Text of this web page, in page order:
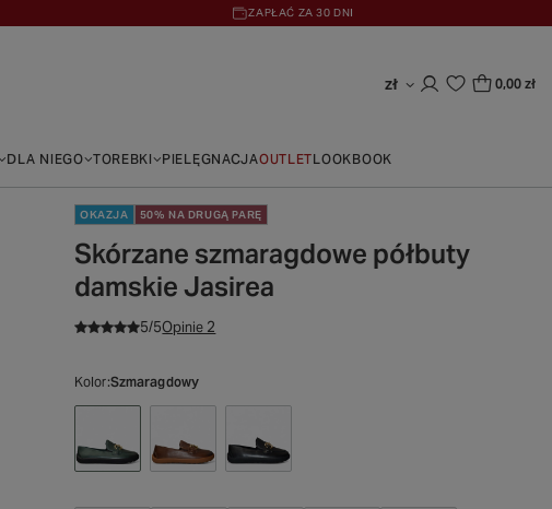
ZAPŁAĆ ZA 30 DNI
zł 0,00 zł
DLA NIEGO TOREBKI PIELĘGNACJAOUTLETLOOKBOOK
OKAZJA 50% NA DRUGĄ PARĘ
Skórzane szmaragdowe półbuty
damskie Jasirea
5/5Opinie 2
Kolor Szmaragdowy